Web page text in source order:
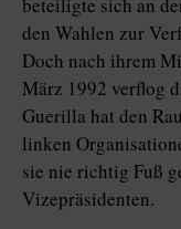
beteiligte sich an
den Wahlen zur
Doch nach ihrem
März 1992 verflog
Guerilla hat den
linken
sie nie richtig Fuß
Vizepräsidenten.